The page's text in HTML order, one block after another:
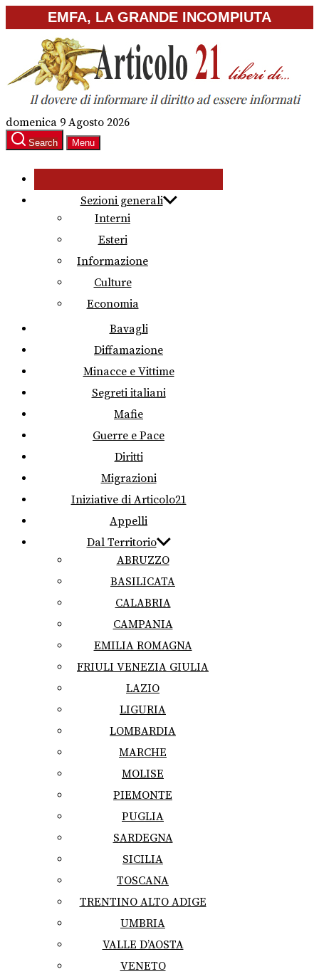
to
content
EMFA, LA GRANDE INCOMPIUTA
domenica 9 Agosto 2026
Search Menu
Sezioni generali
Interni
Esteri
Informazione
Culture
Economia
Bavagli
Diffamazione
Minacce e Vittime
Segreti italiani
Mafie
Guerre e Pace
Diritti
Migrazioni
Iniziative di Articolo21
Appelli
Dal Territorio
ABRUZZO
BASILICATA
CALABRIA
CAMPANIA
EMILIA ROMAGNA
FRIULI VENEZIA GIULIA
LAZIO
LIGURIA
LOMBARDIA
MARCHE
MOLISE
PIEMONTE
PUGLIA
SARDEGNA
SICILIA
TOSCANA
TRENTINO ALTO ADIGE
UMBRIA
VALLE D’AOSTA
VENETO